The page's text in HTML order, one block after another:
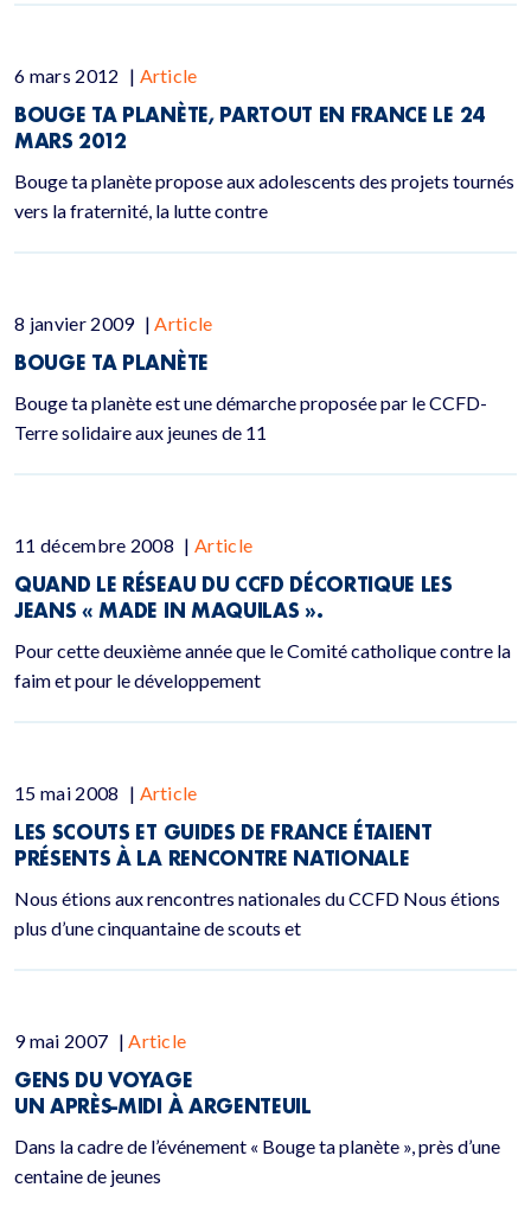
6 mars 2012 | Article
BOUGE TA PLANÈTE, PARTOUT EN FRANCE LE 24
MARS 2012
Bouge ta planète propose aux adolescents des projets tournés
vers la fraternité, la lutte contre
8 janvier 2009 | Article
BOUGE TA PLANÈTE
Bouge ta planète est une démarche proposée par le CCFD-
Terre solidaire aux jeunes de 11
11 décembre 2008 | Article
QUAND LE RÉSEAU DU CCFD DÉCORTIQUE LES
JEANS « MADE IN MAQUILAS ».
Pour cette deuxième année que le Comité catholique contre la
faim et pour le développement
15 mai 2008 | Article
LES SCOUTS ET GUIDES DE FRANCE ÉTAIENT
PRÉSENTS À LA RENCONTRE NATIONALE
Nous étions aux rencontres nationales du CCFD Nous étions
plus d’une cinquantaine de scouts et
9 mai 2007 | Article
GENS DU VOYAGE
UN APRÈS-MIDI À ARGENTEUIL
Dans la cadre de l’événement « Bouge ta planète », près d’une
centaine de jeunes